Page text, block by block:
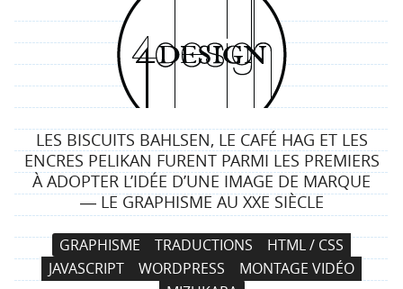
4
d
e
s
i
g
n
LES BISCUITS BAHLSEN, LE CAFÉ HAG ET LES
ENCRES PELIKAN FURENT PARMI LES PREMIERS
À ADOPTER L’IDÉE D’UNE IMAGE DE MARQUE
― LE GRAPHISME AU XXE SIÈCLE
N
a
A
l
GRAPHISME TRADUCTIONS
HTML / CSS
JAVASCRIPT
WORDPRESS
MONTAGE VIDÉO